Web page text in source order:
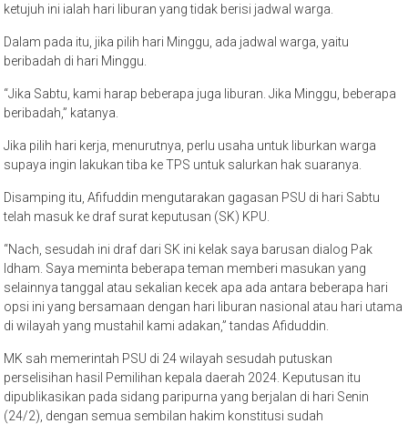
ketujuh ini ialah hari liburan yang tidak berisi jadwal warga.
Dalam pada itu, jika pilih hari Minggu, ada jadwal warga, yaitu
beribadah di hari Minggu.
“Jika Sabtu, kami harap beberapa juga liburan. Jika Minggu, beberapa
beribadah,” katanya.
Jika pilih hari kerja, menurutnya, perlu usaha untuk liburkan warga
supaya ingin lakukan tiba ke TPS untuk salurkan hak suaranya.
Disamping itu, Afifuddin mengutarakan gagasan PSU di hari Sabtu
telah masuk ke draf surat keputusan (SK) KPU.
“Nach, sesudah ini draf dari SK ini kelak saya barusan dialog Pak
Idham. Saya meminta beberapa teman memberi masukan yang
selainnya tanggal atau sekalian kecek apa ada antara beberapa hari
opsi ini yang bersamaan dengan hari liburan nasional atau hari utama
di wilayah yang mustahil kami adakan,” tandas Afiduddin.
MK sah memerintah PSU di 24 wilayah sesudah putuskan
perselisihan hasil Pemilihan kepala daerah 2024. Keputusan itu
dipublikasikan pada sidang paripurna yang berjalan di hari Senin
(24/2), dengan semua sembilan hakim konstitusi sudah